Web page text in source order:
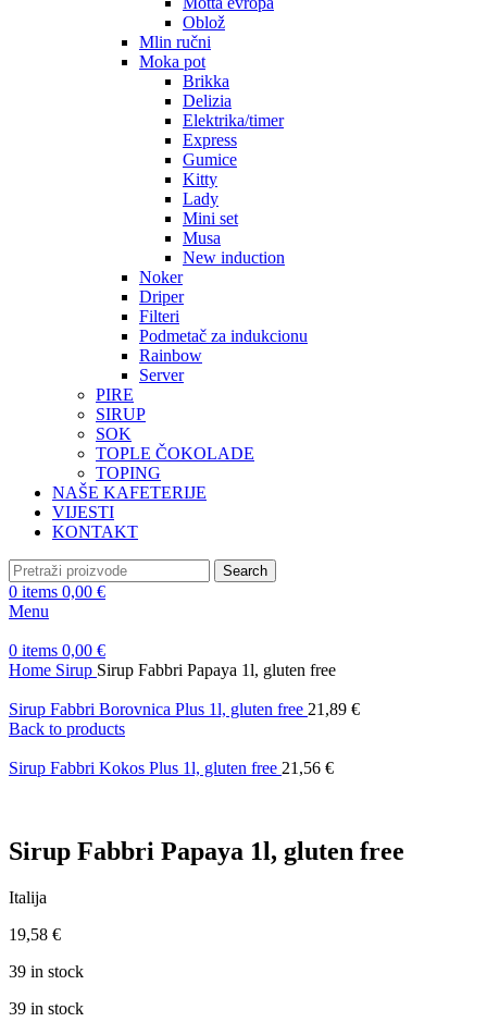
Oblož
Mlin ručni
Moka pot
Brikka
Delizia
Elektrika/timer
Express
Gumice
Kitty
Lady
Mini set
Musa
New induction
Noker
Driper
Filteri
Podmetač za indukcionu
Rainbow
Server
PIRE
SIRUP
SOK
TOPLE ČOKOLADE
TOPING
NAŠE KAFETERIJE
VIJESTI
KONTAKT
Search
0 items 0,00 €
Menu
0 items 0,00 €
Home Sirup Sirup Fabbri Papaya 1l, gluten free
Sirup Fabbri Borovnica Plus 1l, gluten free 21,89 €
Back to products
Sirup Fabbri Kokos Plus 1l, gluten free 21,56 €
Sirup Fabbri Papaya 1l, gluten free
Italija
19,58 €
39 in stock
39 in stock